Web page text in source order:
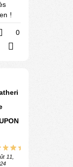
!
0
11,